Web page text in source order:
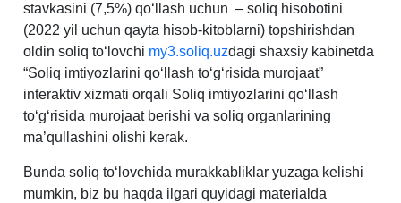
stavkasini (7,5%) qoʻllash uchun – soliq hisobotini
(2022 yil uchun qayta hisob-kitoblarni) topshirishdan
oldin soliq toʻlovchi my3.soliq.uzdagi shaхsiy kabinetda
“Soliq imtiyozlarini qoʻllash toʻgʻrisida murojaat”
interaktiv хizmati orqali Soliq imtiyozlarini qoʻllash
toʻgʻrisida murojaat berishi va soliq organlarining
ma’qullashini olishi kerak.
Bunda soliq toʻlovchida murakkabliklar yuzaga kelishi
mumkin, biz bu haqda ilgari quyidagi materialda